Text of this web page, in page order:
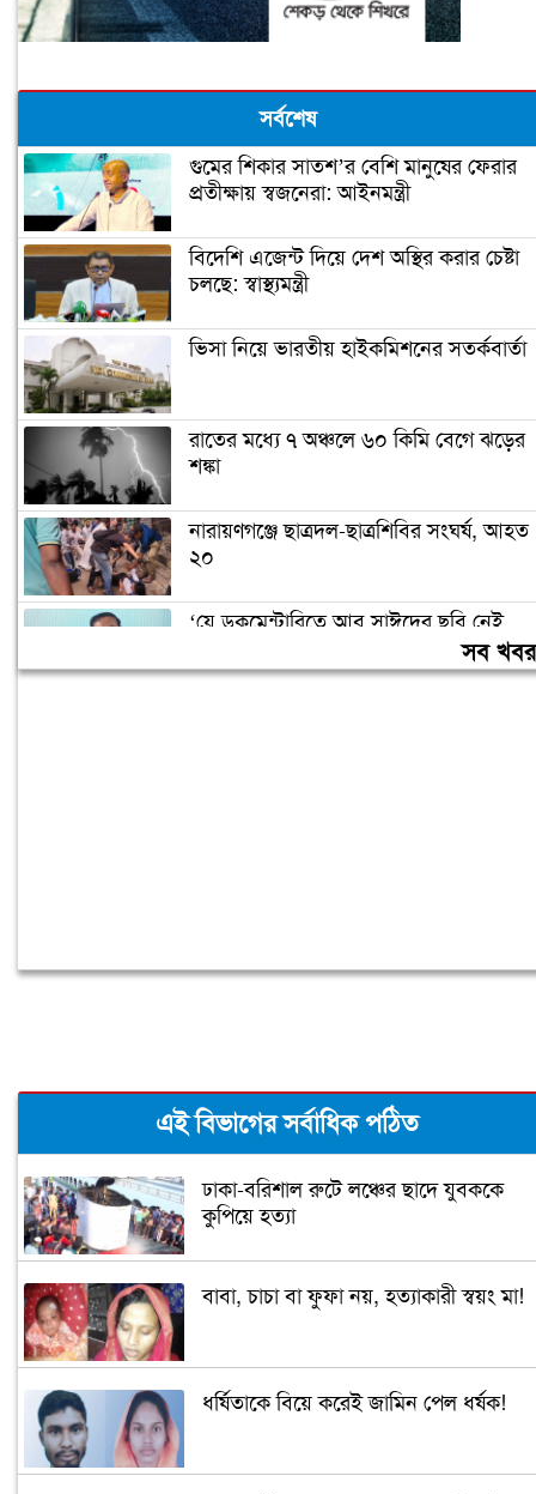
সর্বশেষ
গুমের শিকার সাতশ’র বেশি মানুষের ফেরার
প্রতীক্ষায় স্বজনেরা: আইনমন্ত্রী
বিদেশি এজেন্ট দিয়ে দেশ অস্থির করার চেষ্টা
চলছে: স্বাস্থ্যমন্ত্রী
ভিসা নিয়ে ভারতীয় হাইকমিশনের সতর্কবার্তা
রাতের মধ্যে ৭ অঞ্চলে ৬০ কিমি বেগে ঝড়ের
শঙ্কা
নারায়ণগঞ্জে ছাত্রদল-ছাত্রশিবির সংঘর্ষ, আহত
২০
‘যে ডকুমেন্টারিতে আবু সাঈদের ছবি নেই,
সব
এই বিভাগের সর্বাধিক পঠিত
ঢাকা-বরিশাল রুটে লঞ্চের ছাদে যুবককে
কুপিয়ে হত্যা
বাবা, চাচা বা ফুফা নয়, হত্যাকারী স্বয়ং মা!
ধর্ষিতাকে বিয়ে করেই জামিন পেল ধর্ষক!